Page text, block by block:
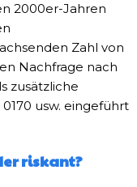
2000er-Jahren
Zahl von
Nachfrage nach
zusätzliche
0170 usw. eingeführt
riskant?